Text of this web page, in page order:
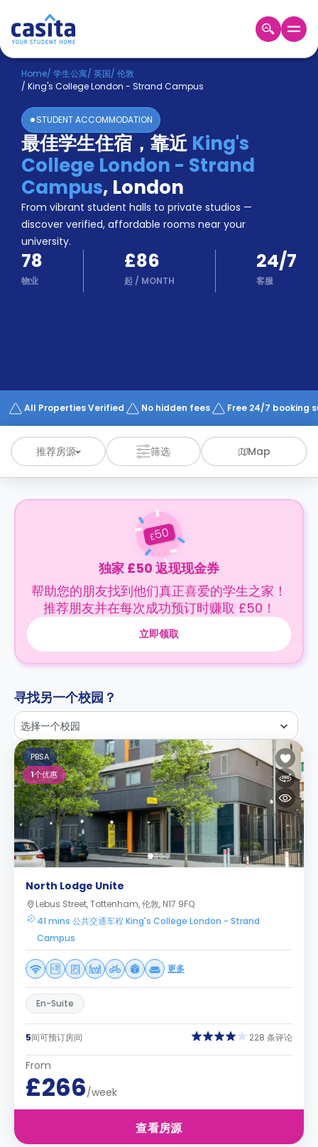
Home ZH GBP
登
入
Booking
Accommodation
About
us
Blog
Refer
And
Earn
Become
A
Partner
Help
Works
Home/ 学生公寓/ 英国/ 伦敦
/ King's College London - Strand Campus
STUDENT ACCOMMODATION
最佳学生住宿，靠近King's
College London - Strand
Campus, London
From vibrant student halls to private studios —
discover verified, affordable rooms near your
university.
78
物业
£86
起 / MONTH
24/7
客服
All Properties Verified No hidden fees Free 24/7 booking
推荐房源 筛选 Map
£50
独家 £50 返现现金券
帮助您的朋友找到他们真正喜爱的学生之家！
推荐朋友并在每次成功预订时赚取 £50！
立即领取
寻找另一个校园？
选择一个校园
PBSA
1个优惠
North Lodge Unite
Lebus Street, Tottenham, 伦敦, N17 9FQ
41 mins 公共交通车程 King's College London - Strand
Campus
更多
En-Suite
5间可预订房间 228 条评论
From
£266/week
查看房源